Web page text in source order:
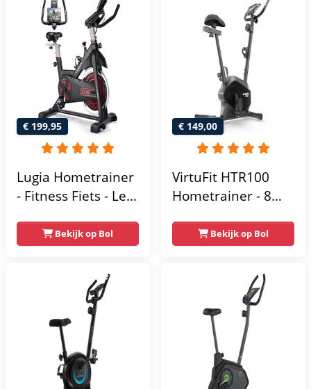
€ 199,95
Lugia Hometrainer
- Fitness Fiets - Led
Verstelbaar Zadel -
0-100% weerstand
Hartslagfunctie -
Max 130kg -
Extreem Stil
Bekijk op Bol
€ 149,00
VirtuFit HTR100
Hometrainer - 8
Weerstandniveau's
- Verstelbaar zadel
Tablethouder -
Max. 120 kg
Gebruikersgewicht
- Fitnessfiets
Bekijk op Bol